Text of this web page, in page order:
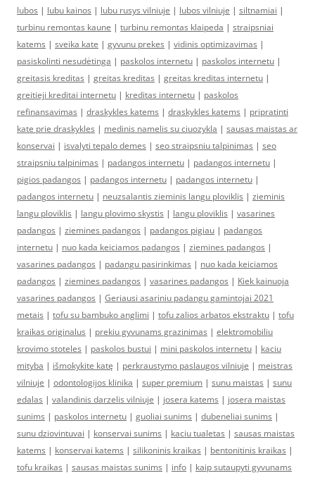
lubos | lubu kainos | lubu rusys vilniuje | lubos vilniuje | siltnamiai |
turbinu remontas kaune | turbinu remontas klaipeda | straipsniai
katems | sveika kate | gyvunu prekes | vidinis optimizavimas |
pasiskolinti nesudėtinga | paskolos internetu | paskolos internetu |
greitasis kreditas | greitas kreditas | greitas kreditas internetu |
greitieji kreditai internetu | kreditas internetu | paskolos
refinansavimas | draskykles katems | draskykles katems | pripratinti
kate prie draskykles | medinis namelis su ciuozykla | sausas maistas ar
konservai | isvalyti tepalo demes | seo straipsniu talpinimas | seo
straipsniu talpinimas | padangos internetu | padangos internetu |
pigios padangos | padangos internetu | padangos internetu |
padangos internetu | neuzsalantis zieminis langu ploviklis | zieminis
langu ploviklis | langu plovimo skystis | langu ploviklis | vasarines
padangos | ziemines padangos | padangos pigiau | padangos
internetu | nuo kada keiciamos padangos | ziemines padangos |
vasarines padangos | padangu pasirinkimas | nuo kada keiciamos
padangos | ziemines padangos | vasarines padangos | Kiek kainuoja
vasarines padangos | Geriausi asariniu padangu gamintojai 2021
metais | tofu su bambuko anglimi | tofu zalios arbatos ekstraktu | tofu
kraikas originalus | prekiu gyvunams grazinimas | elektromobiliu
krovimo stoteles | paskolos bustui | mini paskolos internetu | kaciu
mityba | išmokykite katę | perkraustymo paslaugos vilniuje | meistras
vilniuje | odontologijos klinika | super premium | sunu maistas | sunu
edalas | valandinis darzelis vilniuje | josera katems | josera maistas
sunims | paskolos internetu | guoliai sunims | dubeneliai sunims |
sunu dziovintuvai | konservai sunims | kaciu tualetas | sausas maistas
katems | konservai katems | silikoninis kraikas | bentonitinis kraikas |
tofu kraikas | sausas maistas sunims | info | kaip sutaupyti gyvunams